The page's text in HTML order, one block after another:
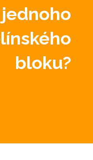
bloku?